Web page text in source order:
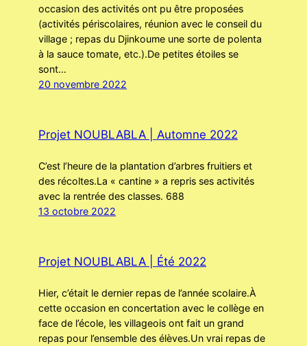
occasion des activités ont pu être proposées
(activités périscolaires, réunion avec le conseil du
village ; repas du Djinkoume une sorte de polenta
à la sauce tomate, etc.).De petites étoiles se
sont…
20 novembre 2022
Projet NOUBLABLA | Automne 2022
C’est l’heure de la plantation d’arbres fruitiers et
des récoltes.La « cantine » a repris ses activités
avec la rentrée des classes. 688
13 octobre 2022
Projet NOUBLABLA | Été 2022
Hier, c’était le dernier repas de l’année scolaire.À
cette occasion en concertation avec le collège en
face de l’école, les villageois ont fait un grand
repas pour l’ensemble des élèves.Un vrai repas de